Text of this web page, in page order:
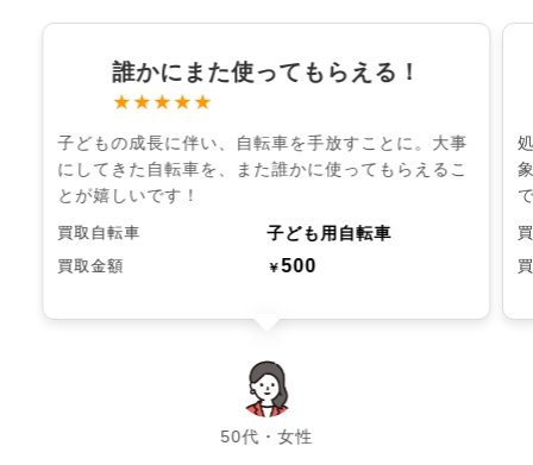
誰かにまた使ってもらえる！
★★★★★
子どもの成長に伴い、自転車を手放すことに。大事
にしてきた自転車を、また誰かに使ってもらえるこ
とが嬉しいです！
買取自転車 子ども用自転車
買取金額 ￥500
50代・女性
chevron_left chevron_right